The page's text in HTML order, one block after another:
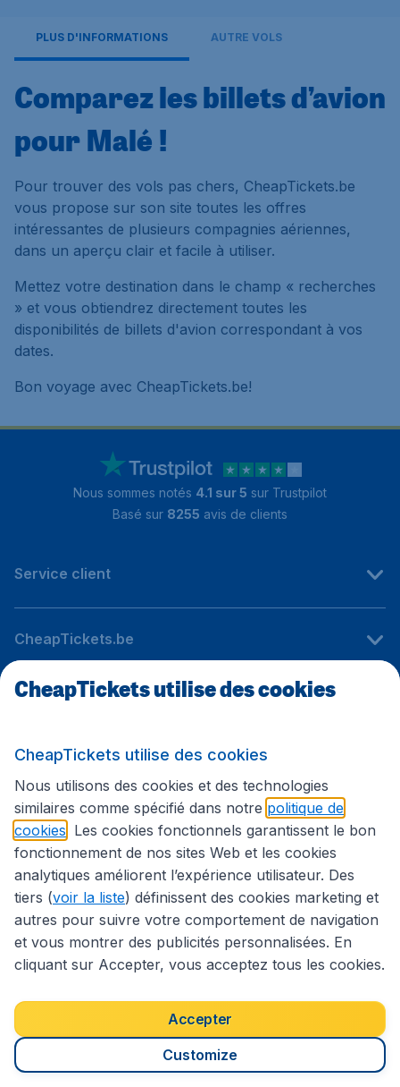
PLUS D'INFORMATIONS AUTRE VOLS
Comparez les billets d’avion
pour Malé !
Pour trouver des vols pas chers, CheapTickets.be
vous propose sur son site toutes les offres
intéressantes de plusieurs compagnies aériennes,
dans un aperçu clair et facile à utiliser.
Mettez votre destination dans le champ « recherches
» et vous obtiendrez directement toutes les
disponibilités de billets d'avion correspondant à vos
dates.
Bon voyage avec CheapTickets.be!
Nous sommes notés 4.1 sur 5 sur Trustpilot
Basé sur 8255 avis de clients
Service client
CheapTickets.be
Sites internationaux
Suivez CheapTickets.be
Déclaration d’accessibilité
Conditions générales
Déclaration de confidentialité
Droits d’auteur © 2026
CheapTickets utilise des cookies
CheapTickets utilise des cookies
Nous utilisons des cookies et des technologies
similaires comme spécifié dans notre politique de
cookies . Les cookies fonctionnels garantissent le bon
fonctionnement de nos sites Web et les cookies
analytiques améliorent l’expérience utilisateur. Des
tiers (voir la liste) définissent des cookies marketing et
autres pour suivre votre comportement de navigation
et vous montrer des publicités personnalisées. En
cliquant sur Accepter, vous acceptez tous les cookies.
Accepter
Customize